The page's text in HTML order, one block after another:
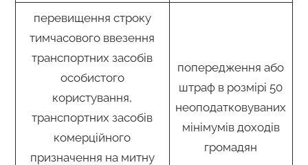
перевищення строку
тимчасового ввезення
транспортних засобів
особистого
користування,
транспортних засобів
комерційного
призначення на митну
попередження або
штраф в розмірі 50
неоподатковуваних
мінімумів доходів
громадян